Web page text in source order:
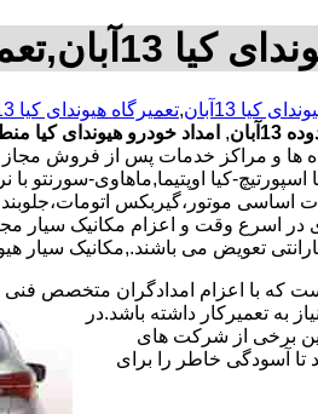
هیوندای کیا 13آبان
کیا 13آبان ,تعمیرگاه هیوندای کیا 13آبان
, امداد خودرو هیوندای کیا منطقه
اساسی موتور،گیربکس
در اسرع وقت و اعزام مکانیک
تعویض می باشند.,مکانیک سیار هیوندای
که با اعزام امدادگران متخصص
به تعمیرکار داشته باشد.در
برخی از شرکت های
آسودگی خاطر را برای